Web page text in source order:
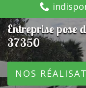
Entreprise pose
37350
NOS